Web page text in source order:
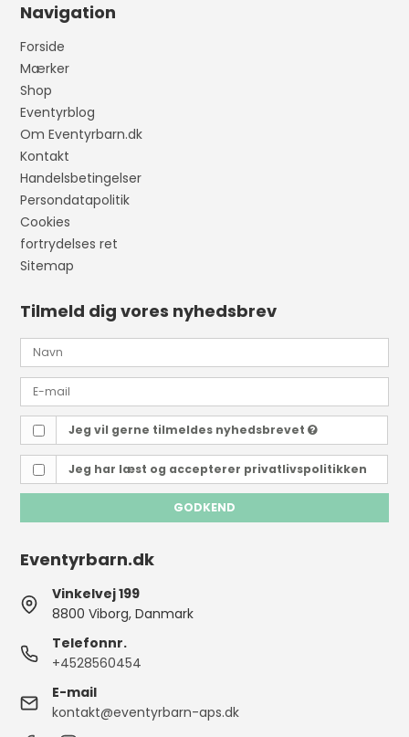
Navigation
Forside
Mærker
Shop
Eventyrblog
Om Eventyrbarn.dk
Kontakt
Handelsbetingelser
Persondatapolitik
Cookies
fortrydelses ret
Sitemap
Tilmeld dig vores nyhedsbrev
Jeg vil gerne tilmeldes nyhedsbrevet
Jeg har læst og accepterer privatlivspolitikken
GODKEND
Eventyrbarn.dk
Vinkelvej 199
8800 Viborg, Danmark
Telefonnr.
+4528560454
E-mail
kontakt@eventyrbarn-aps.dk